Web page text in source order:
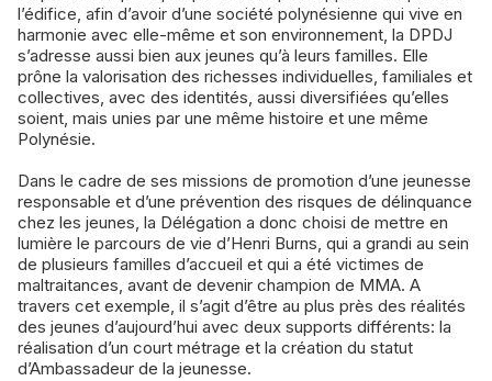
l’édifice, afin d’avoir d’une société polynésienne qui vive en
harmonie avec elle-même et son environnement, la DPDJ
s’adresse aussi bien aux jeunes qu’à leurs familles. Elle
prône la valorisation des richesses individuelles, familiales et
collectives, avec des identités, aussi diversifiées qu’elles
soient, mais unies par une même histoire et une même
Polynésie.
Dans le cadre de ses missions de promotion d’une jeunesse
responsable et d’une prévention des risques de délinquance
chez les jeunes, la Délégation a donc choisi de mettre en
lumière le parcours de vie d’Henri Burns, qui a grandi au sein
de plusieurs familles d’accueil et qui a été victimes de
maltraitances, avant de devenir champion de MMA. A
travers cet exemple, il s’agit d’être au plus près des réalités
des jeunes d’aujourd’hui avec deux supports différents: la
réalisation d’un court métrage et la création du statut
d’Ambassadeur de la jeunesse.